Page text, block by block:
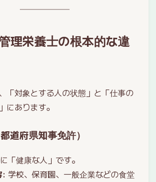
理栄養士の根本的な違
「対象とする人の状態」と「仕事の
にあります。
道府県知事免許）
「健康な人」です。
: 学校、保育園、一般企業などの食堂